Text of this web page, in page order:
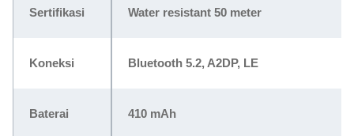
Sertifikasi Water resistant 50 meter
Koneksi Bluetooth 5.2, A2DP, LE
Baterai 410 mAh